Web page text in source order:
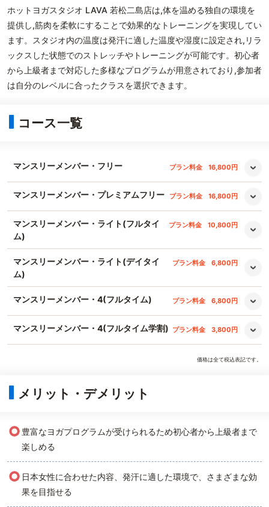
ホットヨガスタジオ LAVA 若松二島店は,体を温める独自の環境を
提供し,筋肉を柔軟にすることで効果的なトレーニングを実現してい
ます。スタジオ内の温度は発汗に適した温度や湿度に設定され,リラ
ックスした状態でのストレッチやトレーニングが可能です。初心者
から上級者まで対応した多様なプログラムが用意されており,参加者
は自分のレベルに合ったクラスを選択できます。
コース一覧
マンスリーメンバー・フリー プラン料金 16,800円
マンスリーメンバー・プレミアムフリー プラン料金 16,800円
マンスリーメンバー・ライト(フルタイ
ム)
プラン料金 10,800円
マンスリーメンバー・ライト(デイタイ
ム)
プラン料金 6,800円
マンスリーメンバー・4(フルタイム) プラン料金 6,800円
マンスリーメンバー・4(フルタイム学割) プラン料金 3,800円
価格は全て税込表記です。
メリット・デメリット
○ 豊富なヨガプログラムが受けられるため初心者から上級者まで
楽しめる
○ 日本女性に合わせた内容、発汗に適した環境で、さまざまな効
果を目指せる